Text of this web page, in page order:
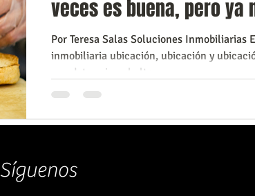
veces es buena, pero ya
Por Teresa Salas Soluciones Inmobiliarias
inmobiliaria ubicación, ubicación y
que determina el alto...
Síguenos